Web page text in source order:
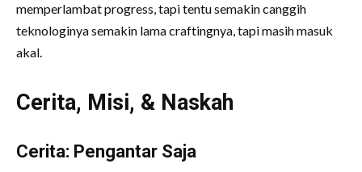
memperlambat progress, tapi tentu semakin canggih
teknologinya semakin lama craftingnya, tapi masih masuk
akal.
Cerita, Misi, & Naskah
Cerita: Pengantar Saja